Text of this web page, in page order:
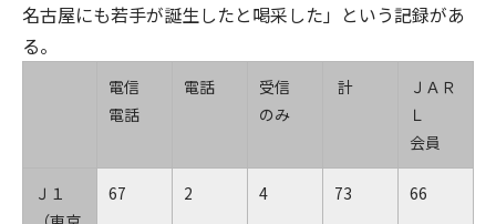
名古屋にも若手が誕生したと喝采した」という記録があ
る。
電信
電話
電話
受信
のみ
計
ＪＡＲ
Ｌ
会員
Ｊ１
67 2 4 73 66